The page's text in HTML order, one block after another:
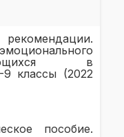
в
9 классы (2022
пособие.